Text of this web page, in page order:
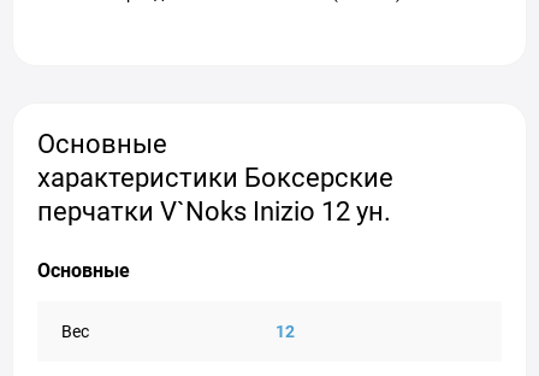
Основные
характеристики Боксерские
перчатки V`Noks Inizio 12 ун.
Основные
Вес 12